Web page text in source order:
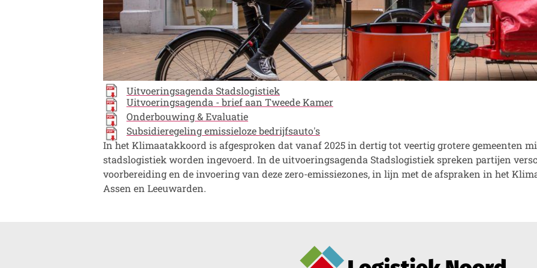
Uitvoeringsagenda Stadslogistiek
Uitvoeringsagenda - brief aan Tweede Kamer
Onderbouwing & Evaluatie
Subsidieregeling emissieloze bedrijfsauto's
In het Klimaatakkoord is afgesproken dat vanaf 2025 in dertig tot veertig grotere gemeenten
stadslogistiek worden ingevoerd. In de uitvoeringsagenda Stadslogistiek spreken partijen
voorbereiding en de invoering van deze zero-emissiezones, in lijn met de afspraken in het
Assen en Leeuwarden.